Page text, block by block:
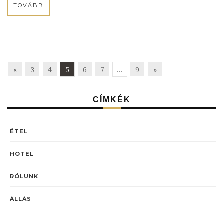
TOVÁBB
« 3 4 5 6 7 ... 9 »
CÍMKÉK
ÉTEL
HOTEL
RÓLUNK
ÁLLÁS